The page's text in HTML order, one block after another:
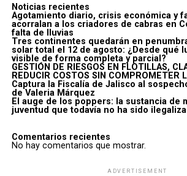
Noticias recientes
Agotamiento diario, crisis económica y
acorralan a los criadores de cabras en
falta de lluvias
Tres continentes quedarán en
solar total el 12 de agosto: ¿Desde qué
visible de forma completa y parcial?
GESTIÓN DE RIESGOS EN FLOTILLAS,
REDUCIR COSTOS SIN COMPROMETER
Captura la Fiscalía de Jalisco al
de Valeria Márquez
El auge de los poppers: la sustancia de
juventud que todavía no ha sido
Comentarios recientes
No hay comentarios que mostrar.
ADVERTISEMENT